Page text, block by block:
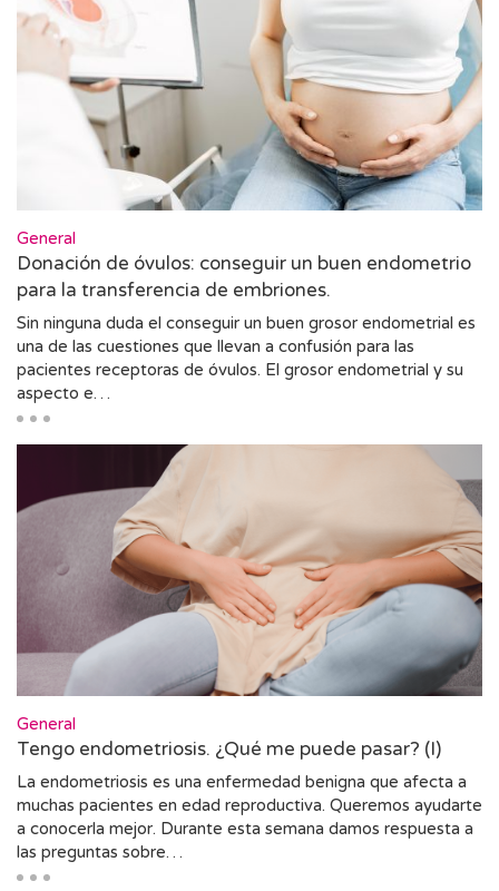
General
Donación de óvulos: conseguir un buen endometrio
para la transferencia de embriones.
Sin ninguna duda el conseguir un buen grosor endometrial es
una de las cuestiones que llevan a confusión para las
pacientes receptoras de óvulos. El grosor endometrial y su
aspecto e…
General
Tengo endometriosis. ¿Qué me puede pasar? (I)
La endometriosis es una enfermedad benigna que afecta a
muchas pacientes en edad reproductiva. Queremos ayudarte
a conocerla mejor. Durante esta semana damos respuesta a
las preguntas sobre…